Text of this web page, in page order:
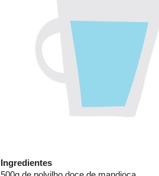
Ingredientes